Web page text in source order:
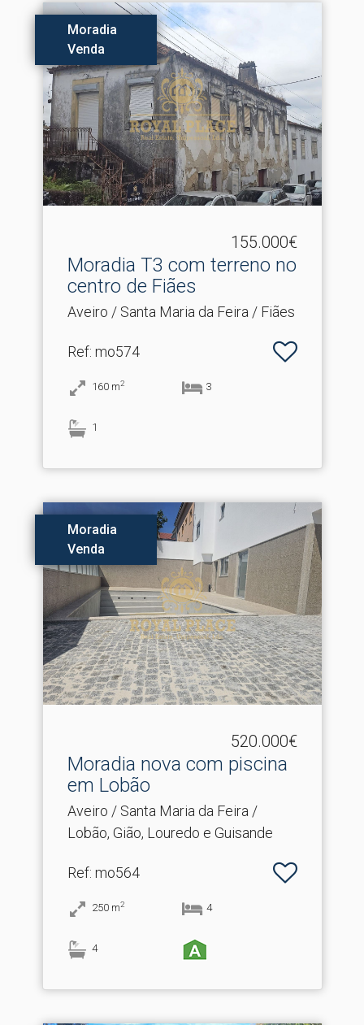
Moradia
Venda
155.000€
Moradia T3 com terreno no
centro de Fiães
Aveiro / Santa Maria da Feira / Fiães
Ref: mo574
160 m2 3
1
Moradia
Venda
520.000€
Moradia nova com piscina
em Lobão
Aveiro / Santa Maria da Feira /
Lobão, Gião, Louredo e Guisande
Ref: mo564
250 m2 4
4